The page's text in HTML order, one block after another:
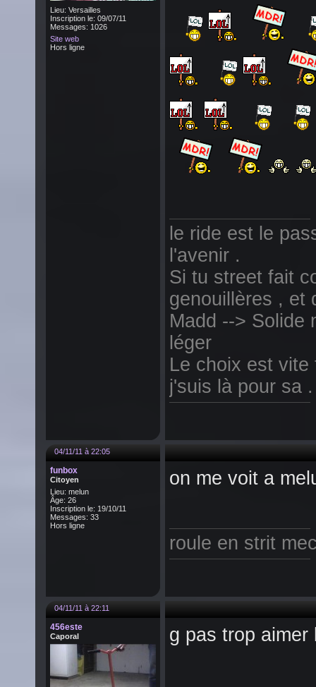
Lieu: Versailles
Inscription le: 09/07/11
Messages: 1026
Site web
Hors ligne
le ride est le
l'avenir .
Si tu street fait
genouillères , et
Madd -->
léger
Le choix est
j'suis là pour sa .
04/11/11 à 22:05
funbox
Citoyen
Lieu: melun
Âge: 26
Inscription le: 19/10/11
Messages: 33
Hors ligne
on me voit a
roule en strit
04/11/11 à 22:11
456este
Caporal g pas trop aimer